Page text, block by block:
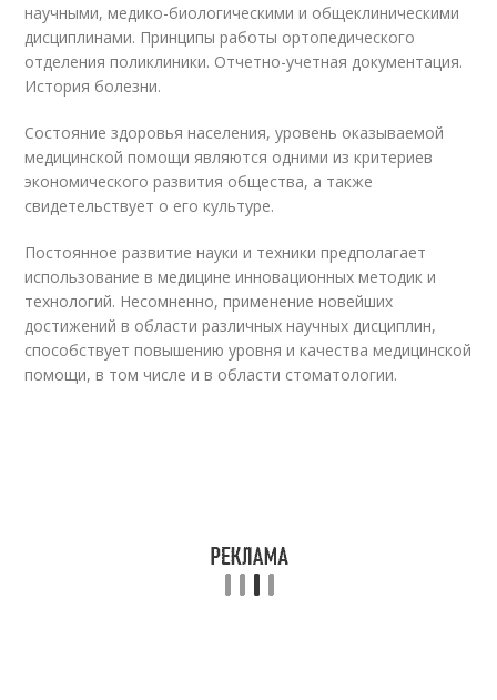
научными, медико-биологическими и общеклиническими
дисциплинами. Принципы работы ортопедического
отделения поликлиники. Отчетно-учетная документация.
История болезни.
Состояние здоровья населения, уровень оказываемой
медицинской помощи являются одними из критериев
экономического развития общества, а также
свидетельствует о его культуре.
Постоянное развитие науки и техники предполагает
использование в медицине инновационных методик и
технологий. Несомненно, применение новейших
достижений в области различных научных дисциплин,
способствует повышению уровня и качества медицинской
помощи, в том числе и в области стоматологии.